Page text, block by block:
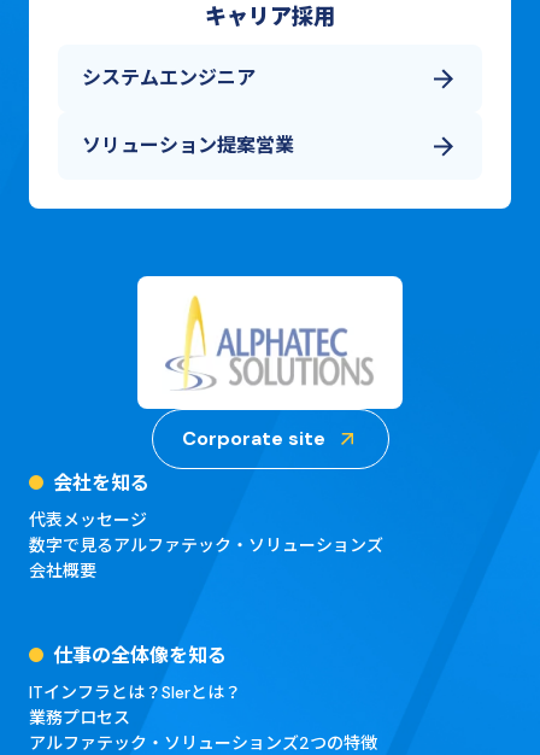
キャリア採用
システムエンジニア
ソリューション提案営業
Corporate site
会社を知る
代表メッセージ
数字で見るアルファテック・ソリューションズ
会社概要
仕事の全体像を知る
ITインフラとは？Slerとは？
業務プロセス
アルファテック・ソリューションズ2つの特徴